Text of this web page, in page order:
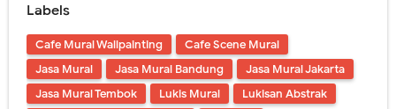
Labels
Cafe Mural Wallpainting
Cafe Scene Mural
Jasa Mural
Jasa Mural Bandung
Jasa Mural Jakarta
Jasa Mural Tembok
Lukis Mural
Lukisan Abstrak